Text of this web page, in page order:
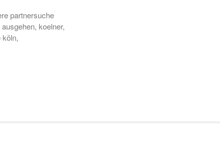
partnersuche
koelner,
köln,